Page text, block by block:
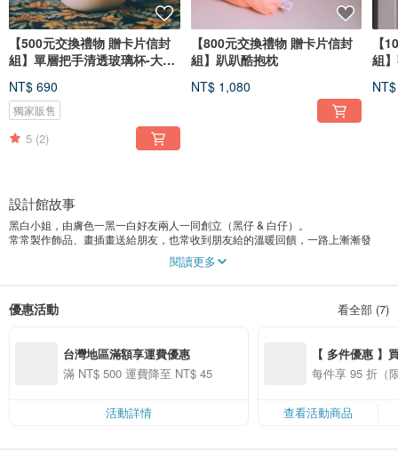
【500元交換禮物 贈卡片信封
組】單層把手清透玻璃杯-大貓
NT$ 690
獨家販售
5 (2)
【800元交換禮物 贈卡片信封
組】趴趴酷抱枕
NT$ 1,080
【
組
設計館故事
黑白小姐，由膚色一黑一白好友兩人一同創立（黑仔 & 白仔）。
常常製作飾品、畫插畫送給朋友，也常收到朋友給的溫暖回饋，一路上漸漸發
現，原來自己的手藝可以溫暖別人的心，也越來越發覺「手作」的這個心意能讓
驗，慢慢搭建起這個品牌。
每天忙碌的工作使人失去鬥志、喘不過氣，有時候覺得永遠看不見終點和希望。
活，而是為生活而工作。
用插畫描繪喜歡的生活樣貌，願能保持寬闊的心，像山海一樣，自由自在。想帶
閱讀更多
優惠活動 看全部 (7)
台灣地區滿額享運費優惠
滿 NT$ 500 運費降至 NT$ 45
活動詳情
【 多件優惠 】
吧 ʕ •ᴥ•ʔ
每件享 95 折（
查看活動商品